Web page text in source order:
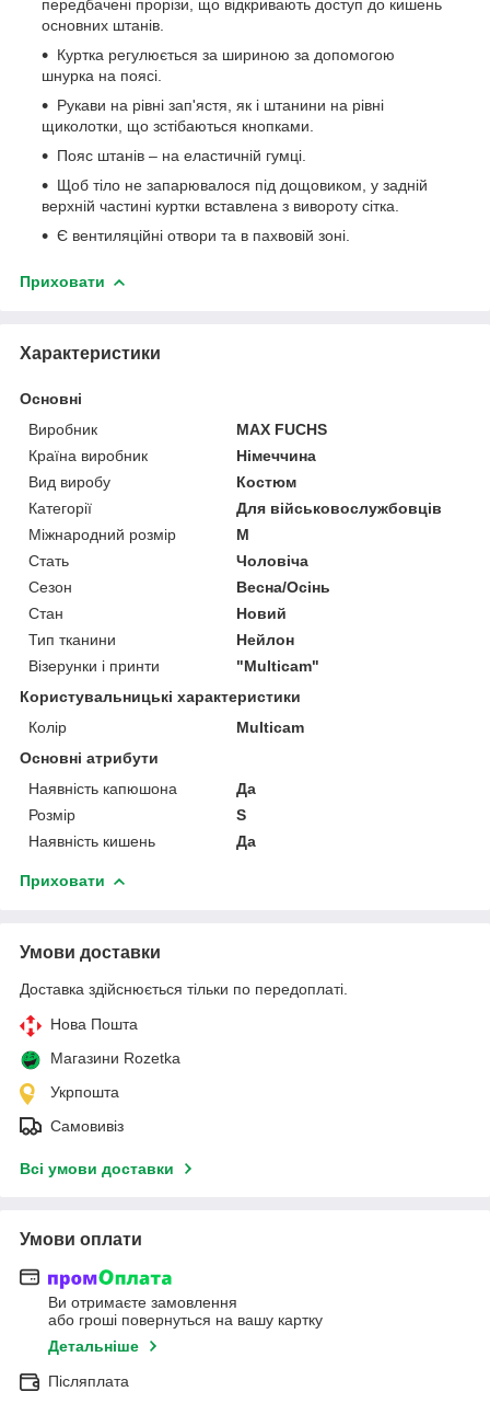
передбачені прорізи, що відкривають доступ до кишень
основних штанів.
Куртка регулюється за шириною за допомогою
шнурка на поясі.
Рукави на рівні зап'ястя, як і штанини на рівні
щиколотки, що зстібаються кнопками.
Пояс штанів – на еластичній гумці.
Щоб тіло не запарювалося під дощовиком, у задній
верхній частині куртки вставлена з вивороту сітка.
Є вентиляційні отвори та в пахвовій зоні.
Приховати
Характеристики
Основні
Виробник
MAX FUCHS
Країна виробник
Німеччина
Вид виробу
Костюм
Категорії
Для військовослужбовців
Міжнародний розмір
M
Стать
Чоловіча
Сезон
Весна/Осінь
Стан
Новий
Тип тканини
Нейлон
Візерунки і принти
"Multicam"
Користувальницькі характеристики
Колір
Multicam
Основні атрибути
Наявність капюшона
Да
Розмір
S
Наявність кишень
Да
Приховати
Умови доставки
Доставка здійснюється тільки по передоплаті.
Нова Пошта
Магазини Rozetka
Укрпошта
Самовивіз
Всі умови доставки
Умови оплати
Ви отримаєте замовлення
або гроші повернуться на вашу картку
Детальніше
Післяплата